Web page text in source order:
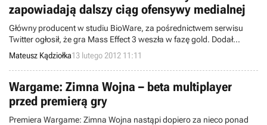
zapowiadają dalszy ciąg ofensywy medialnej
Główny producent w studiu BioWare, za pośrednictwem serwisu
Twitter ogłosił, że gra Mass Effect 3 weszła w fazę gold. Dodał
również, że zarówno w tym tygodniu, jak i w późniejszym czasie,
czeka na nas wiele niespodzianek związanych z Mass Effect 3.
Mateusz Kądziołka13 lutego 2012 11:11
Wargame: Zimna Wojna – beta multiplayer
przed premierą gry
Premiera Wargame: Zimna Wojna nastąpi dopiero za nieco ponad